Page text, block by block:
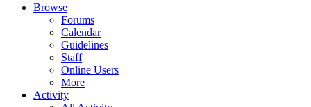
Browse
Forums
Calendar
Guidelines
Staff
Online Users
More
Activity